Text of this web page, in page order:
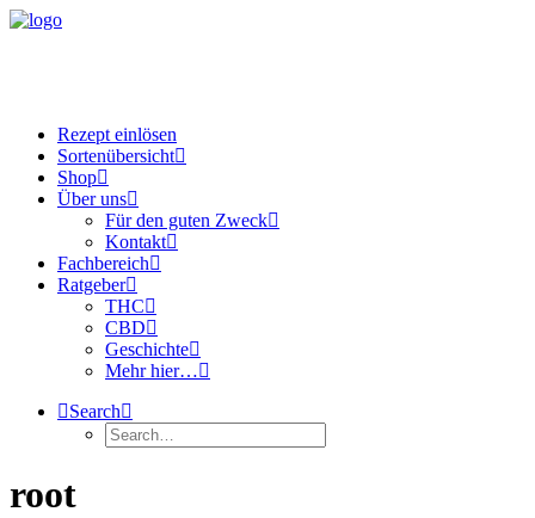
Rezept einlösen
Sortenübersicht
Shop
Über uns
Für den guten Zweck
Kontakt
Fachbereich
Ratgeber
THC
CBD
Geschichte
Mehr hier…
Search
root